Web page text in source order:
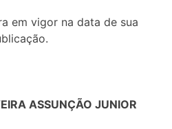
em vigor na data de sua
ASSUNÇÃO JUNIOR